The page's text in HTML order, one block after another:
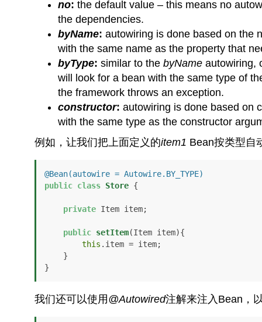
no: the default value – this means no
the dependencies.
byName: autowiring is done based on the
with the same name as the property that
byType: similar to the byNameautowiring,
will look for a bean with the same type of
the framework throws an exception.
constructor: autowiring is done based on
with the same type as the constructor
例如，让我们把上面定义的item1 Bean按类型自
@Bean(autowire = Autowire.BY_TYPE)
public class Store {
private Item item;
public setItem(Item item){
this .item = item;
}
我们还可以使用 @Autowired注解来注入Bean，